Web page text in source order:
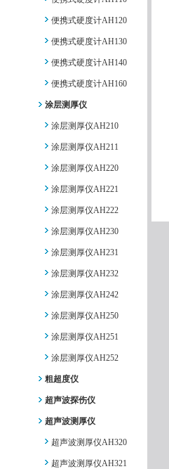
便携式硬度计AH120
便携式硬度计AH130
便携式硬度计AH140
便携式硬度计AH160
涂层测厚仪
涂层测厚仪AH210
涂层测厚仪AH211
涂层测厚仪AH220
涂层测厚仪AH221
涂层测厚仪AH222
涂层测厚仪AH230
涂层测厚仪AH231
涂层测厚仪AH232
涂层测厚仪AH242
涂层测厚仪AH250
涂层测厚仪AH251
涂层测厚仪AH252
粗超度仪
超声波探伤仪
超声波测厚仪
超声波测厚仪AH320
超声波测厚仪AH321